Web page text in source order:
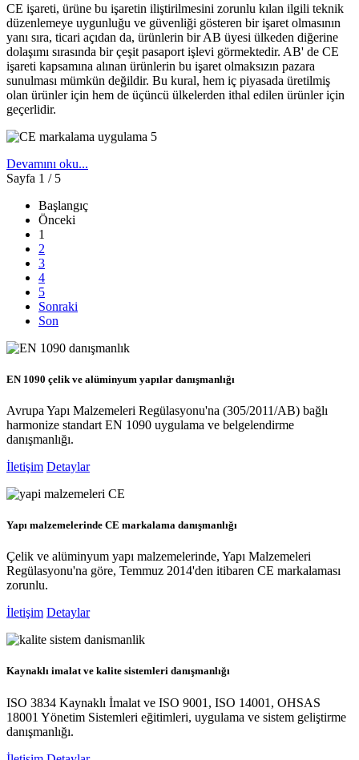
CE işareti, ürüne bu işaretin iliştirilmesini zorunlu kılan ilgili teknik
düzenlemeye uygunluğu ve güvenliği gösteren bir işaret olmasının
yanı sıra, ticari açıdan da, ürünlerin bir AB üyesi ülkeden diğerine
dolaşımı sırasında bir çeşit pasaport işlevi görmektedir. AB' de CE
işareti kapsamına alınan ürünlerin bu işaret olmaksızın pazara
sunulması mümkün değildir. Bu kural, hem iç piyasada üretilmiş
olan ürünler için hem de üçüncü ülkelerden ithal edilen ürünler için
geçerlidir.
Devamını oku...
Sayfa 1 / 5
Başlangıç
Önceki
1
2
3
4
5
Sonraki
Son
EN 1090 çelik ve alüminyum yapılar danışmanlığı
Avrupa Yapı Malzemeleri Regülasyonu'na (305/2011/AB) bağlı
harmonize standart EN 1090 uygulama ve belgelendirme
danışmanlığı.
İletişim Detaylar
Yapı malzemelerinde CE markalama danışmanlığı
Çelik ve alüminyum yapı malzemelerinde, Yapı Malzemeleri
Regülasyonu'na göre, Temmuz 2014'den itibaren CE markalaması
zorunlu.
İletişim Detaylar
Kaynaklı imalat ve kalite sistemleri danışmanlığı
ISO 3834 Kaynaklı İmalat ve ISO 9001, ISO 14001, OHSAS
18001 Yönetim Sistemleri eğitimleri, uygulama ve sistem geliştirme
danışmanlığı.